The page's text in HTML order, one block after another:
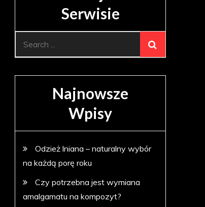
Serwisie
Najnowsze
Wpisy
Odzież lniana – naturalny wybór
na każdą porę roku
Czy potrzebna jest wymiana
amalgamatu na kompozyt?